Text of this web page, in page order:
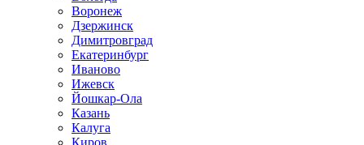
Воронеж
Дзержинск
Димитровград
Екатеринбург
Иваново
Ижевск
Йошкар-Ола
Казань
Калуга
Киров